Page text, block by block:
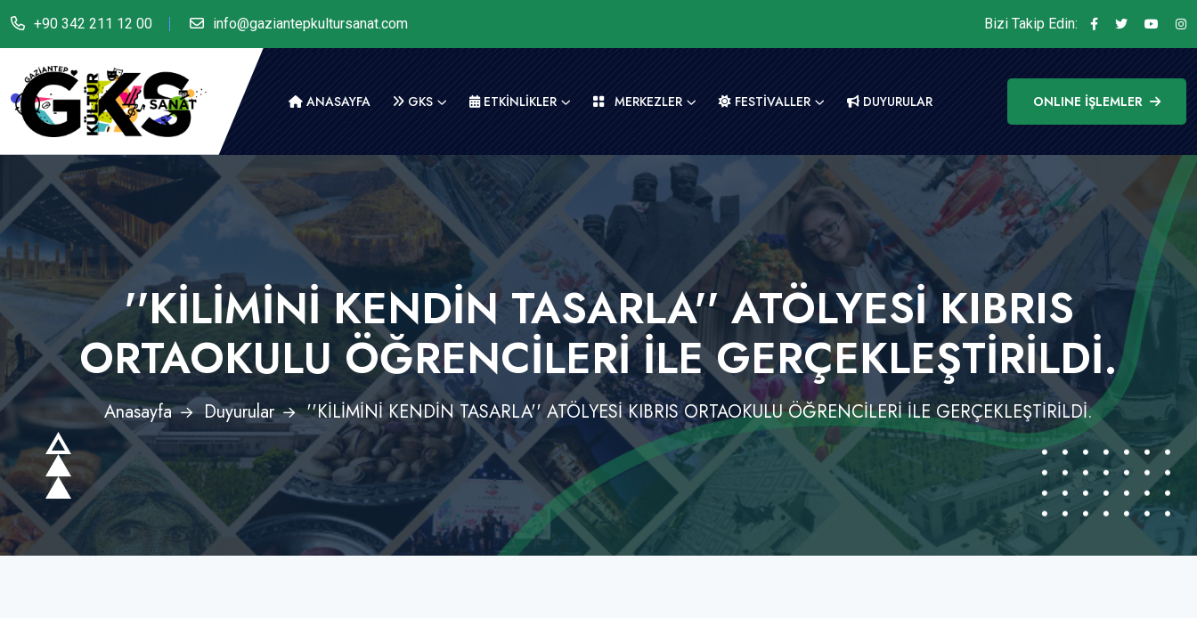
+90 342 211 12 00 info@gaziantepkultursanat.com Bizi Takip Edin:
ANASAYFA GKS ETKİNLİKLER MERKEZLER FESTİVALLER DUYURULAR ONLINE İŞLEMLER
''KİLİMİNİ KENDİN TASARLA'' ATÖLYESİ KIBRIS
ORTAOKULU ÖĞRENCİLERİ İLE GERÇEKLEŞTİRİLDİ.
Anasayfa Duyurular ''KİLİMİNİ KENDİN TASARLA'' ATÖLYESİ KIBRIS ORTAOKULU ÖĞRENCİLERİ İLE GERÇEKLEŞTİRİLDİ.